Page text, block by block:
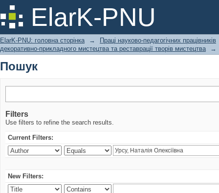
ElarK-PNU
Пошук
ElarK-PNU: головна сторінка →
Праці науково-педагогічних працівників
декоративно-прикладного мистецтва та реставрації творів мистецтва
→
Пошук
Filters
Use filters to refine the search results.
Current Filters:
New Filters: